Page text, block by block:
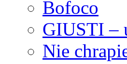
Bofoco
GIUSTI –
Nie